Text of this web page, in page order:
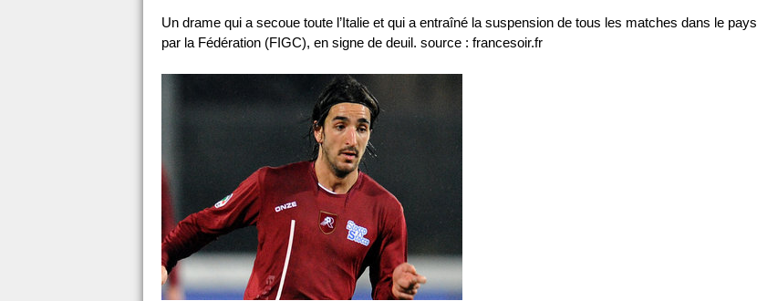
Un drame qui a secoue toute l’Italie et qui a entraîné la suspension de tous les matches dans le pays
par la Fédération (FIGC), en signe de deuil. source : francesoir.fr